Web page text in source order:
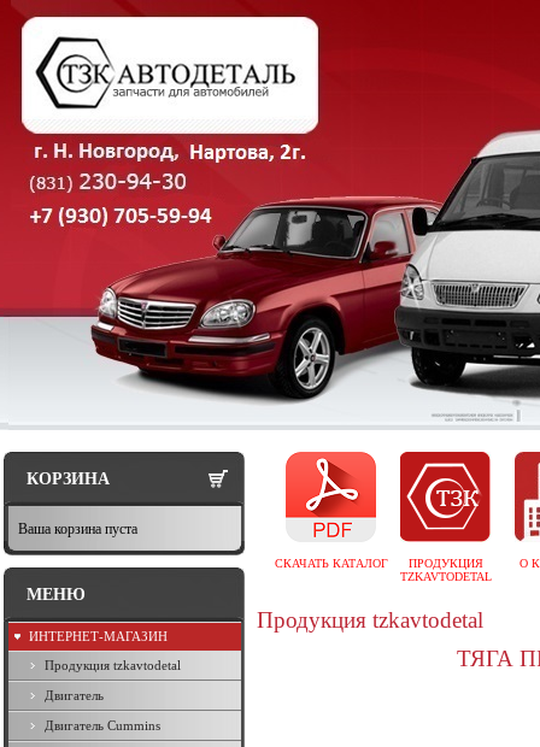
СКАЧАТЬ КАТАЛОГ
ПРОДУКЦИЯ
TZKAVTODETAL
О
Продукция tzkavtodetal
ТЯГА
КОРЗИНА
Ваша корзина пуста
МЕНЮ
ИНТЕРНЕТ-МАГАЗИН
Продукция tzkavtodetal
Двигатель
Двигатель Cummins